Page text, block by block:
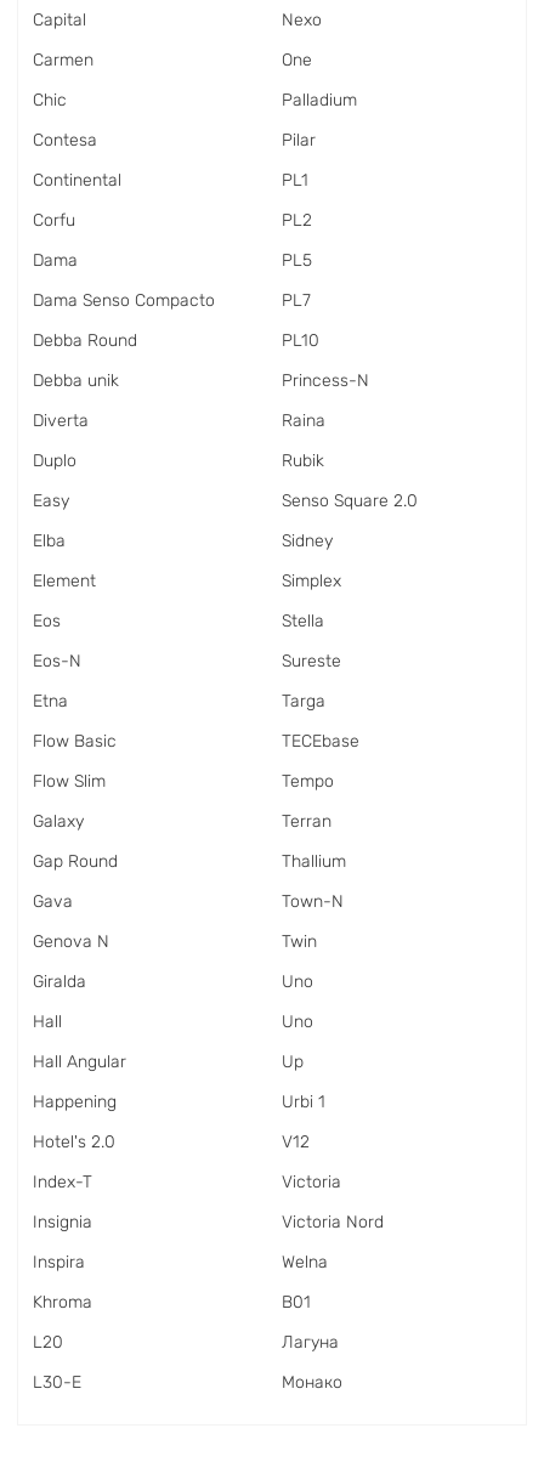
Capital
Carmen
Chic
Contesa
Continental
Corfu
Dama
Dama Senso Compacto
Debba Round
Debba unik
Diverta
Duplo
Easy
Elba
Element
Eos
Eos-N
Etna
Flow Basic
Flow Slim
Galaxy
Gap Round
Gava
Genova N
Giralda
Hall
Hall Angular
Happening
Hotel's 2.0
Index-T
Insignia
Inspira
Khroma
L20
L30-E
Nexo
One
Palladium
Pilar
PL1
PL2
PL5
PL7
PL10
Princess-N
Raina
Rubik
Senso Square 2.0
Sidney
Simplex
Stella
Sureste
Targa
TECEbase
Tempo
Terran
Thallium
Town-N
Twin
Uno
Uno
Up
Urbi 1
V12
Victoria
Victoria Nord
Welna
В01
Лагуна
Монако